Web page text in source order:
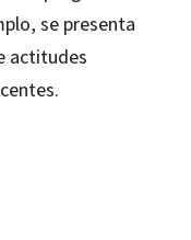
se presenta
actitudes